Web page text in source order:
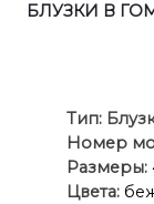
БЛУЗКИ В
Тип:
Номер
Размеры:
Цвета: